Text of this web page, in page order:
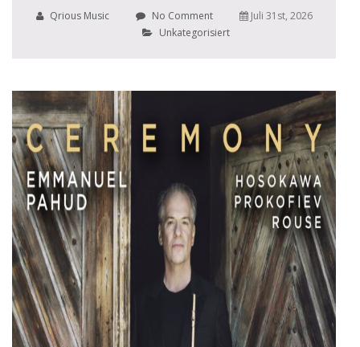
Qrious Music No Comment
Juli 31st, 2026
Unkategorisiert